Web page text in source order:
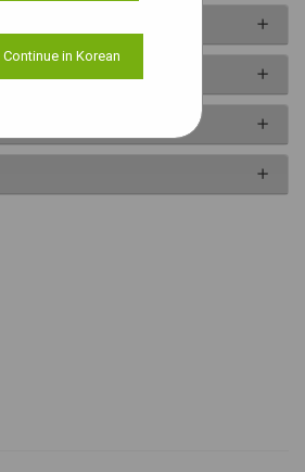
Continue in Korean